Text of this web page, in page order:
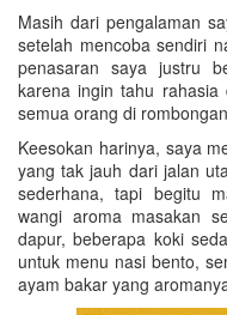
Masih dari pengalaman
setelah mencoba sendiri
penasaran saya justru
karena ingin tahu
semua orang di
Keesokan harinya, saya
yang tak jauh dari jalan
sederhana, tapi begitu
wangi aroma masakan
dapur, beberapa koki
untuk menu nasi bento,
ayam bakar yang